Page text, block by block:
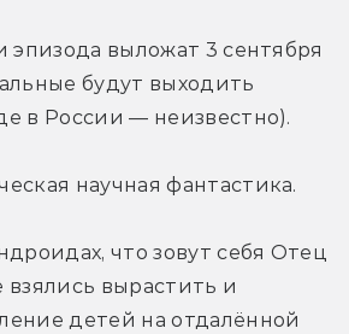
эпизода выложат 3 сентября
будут выходить
в России — неизвестно).
научная фантастика.
что зовут себя Отец
вырастить и
детей на отдалённой